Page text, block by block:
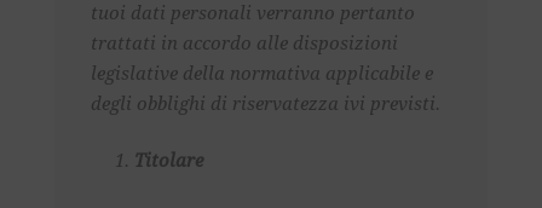
tuoi dati personali verranno pertanto
trattati in accordo alle disposizioni
legislative della normativa applicabile e
degli obblighi di riservatezza ivi previsti.
Titolare